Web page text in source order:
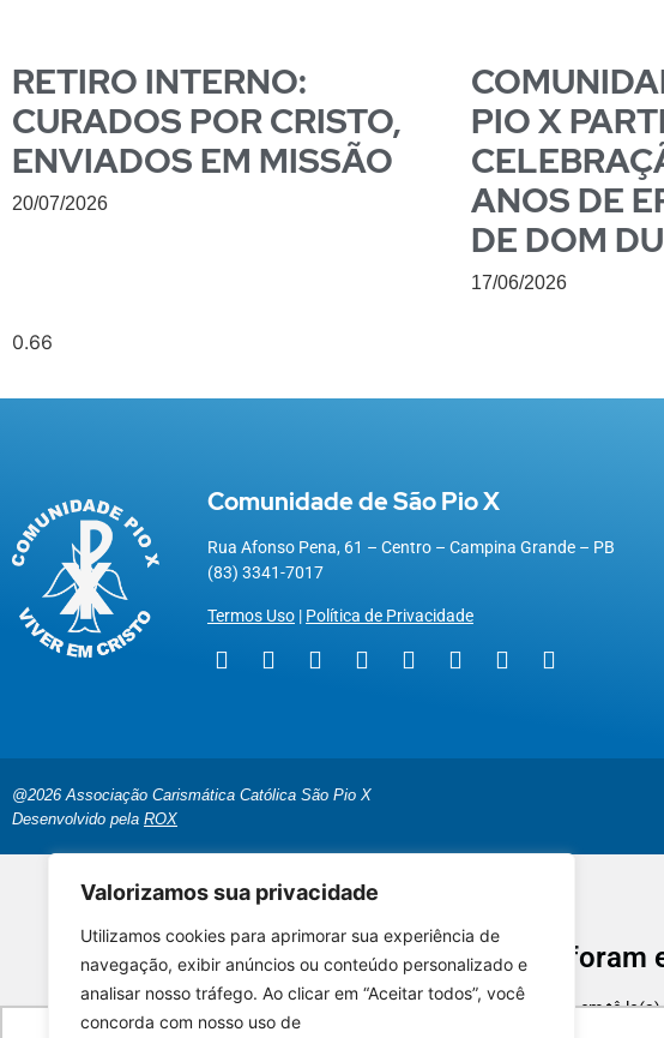
Valorizamos sua privacidade
Utilizamos cookies para aprimorar sua experiência de
navegação, exibir anúncios ou conteúdo personalizado e
analisar nosso tráfego. Ao clicar em “Aceitar todos”, você
concorda com nosso uso de
RETIRO INTERNO:
CURADOS POR CRISTO,
ENVIADOS EM MISSÃO
20/07/2026
PIO X
ANOS DE
DE DOM
17/06/2026
Comunidade de São Pio X
Rua Afonso Pena, 61 – Centro – Campina Grande – PB
(83) 3341-7017
Termos Uso| Política de Privacidade
@2026 Associação Carismática Católica São Pio X
Desenvolvido pela ROX
Seus dados foram
É uma grande alegria em tê-